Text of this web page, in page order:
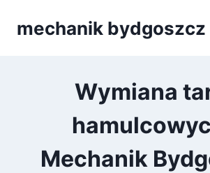
mechanik bydgoszcz
Wymiana
Mechanik